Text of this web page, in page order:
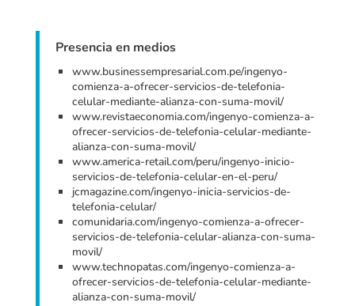
Presencia en medios
www.businessempresarial.com.pe/ingenyo-
comienza-a-ofrecer-servicios-de-telefonia-
celular-mediante-alianza-con-suma-movil/
www.revistaeconomia.com/ingenyo-comienza-a-
ofrecer-servicios-de-telefonia-celular-mediante-
alianza-con-suma-movil/
www.america-retail.com/peru/ingenyo-inicio-
servicios-de-telefonia-celular-en-el-peru/
jcmagazine.com/ingenyo-inicia-servicios-de-
telefonia-celular/
comunidaria.com/ingenyo-comienza-a-ofrecer-
servicios-de-telefonia-celular-alianza-con-suma-
movil/
www.technopatas.com/ingenyo-comienza-a-
ofrecer-servicios-de-telefonia-celular-mediante-
alianza-con-suma-movil/